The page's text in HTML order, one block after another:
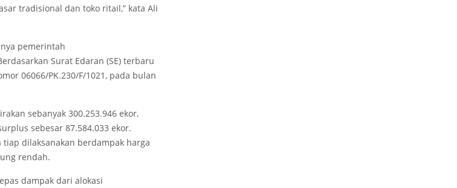
tradisional dan toko ritail,” kata Ali
pemerintah
Surat Edaran (SE) terbaru
06066/PK.230/F/1021, pada bulan
sebanyak 300.253.946 ekor,
sebesar 87.584.033 ekor.
dilaksanakan berdampak harga
rendah.
dampak dari alokasi